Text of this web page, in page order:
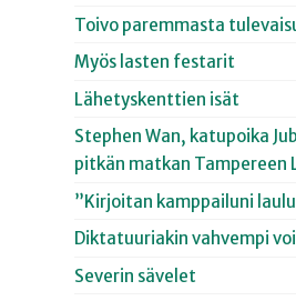
Toivo paremmasta
Myös lasten festarit
Lähetyskenttien isät
Stephen Wan, katupoika
pitkän matkan
”Kirjoitan kamppailuni
Diktatuuriakin vahvempi
Severin sävelet